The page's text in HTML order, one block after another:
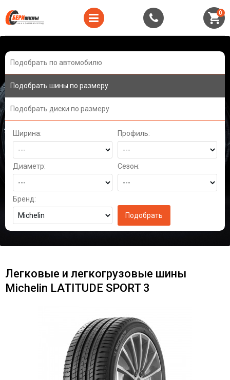
0
Подобрать по автомобилю
Подобрать шины по размеру
Подобрать диски по размеру
Ширина: Профиль:
Диаметр: Сезон:
Бренд:
Легковые и легкогрузовые шины
Michelin LATITUDE SPORT 3